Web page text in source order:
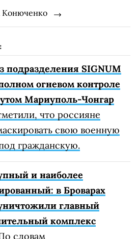
Конюченко
подразделения SIGNUM
огневом контроле
Мариуполь-Чонгар
что россияне
свою военную
гражданскую.
и наиболее
в Броварах
главный
комплекс
словам